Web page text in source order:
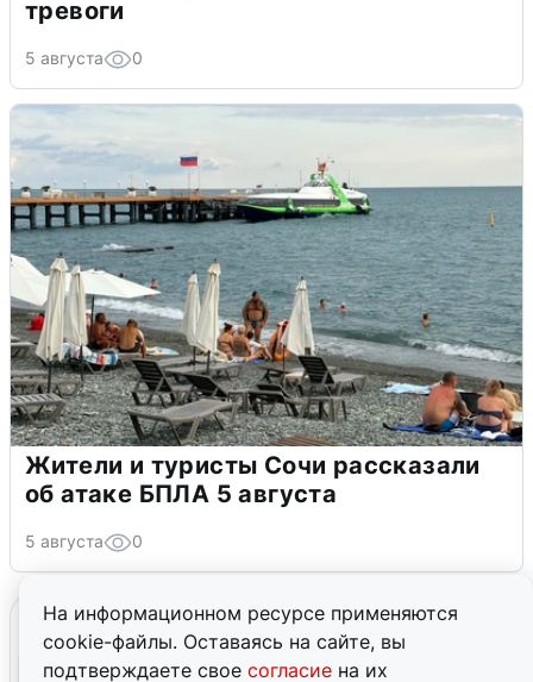
На информационном ресурсе применяются
cookie-файлы. Оставаясь на сайте, вы
подтверждаете свое согласие на их
тревоги
5 августа 0
Жители и туристы Сочи рассказали
об атаке БПЛА 5 августа
5 августа 0